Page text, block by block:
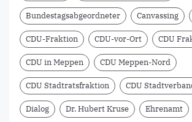
Bundestagsabgeordneter Canvassing
CDU-Fraktion CDU-vor-Ort CDU
CDU in Meppen CDU Meppen-Nord
CDU Stadtratsfraktion CDU
Dialog Dr. Hubert Kruse Ehrenamt